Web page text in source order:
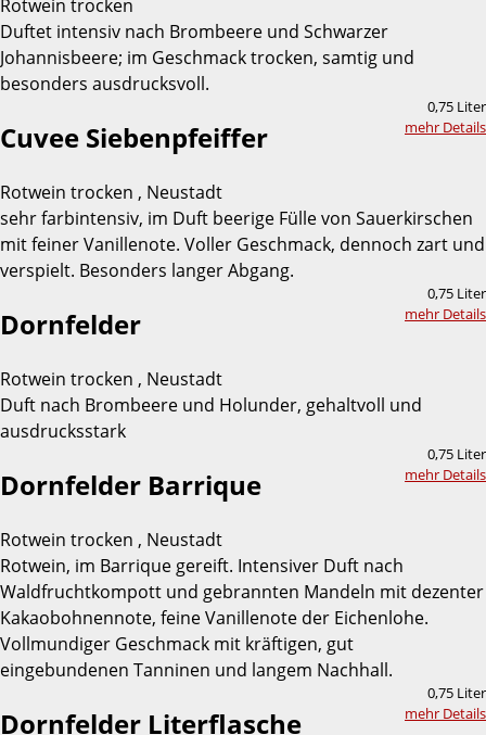
Rotwein trocken
Duftet intensiv nach Brombeere und Schwarzer
Johannisbeere; im Geschmack trocken, samtig und
besonders ausdrucksvoll.
0,75 Liter
mehr Details
Cuvee Siebenpfeiffer
Rotwein trocken , Neustadt
sehr farbintensiv, im Duft beerige Fülle von Sauerkirschen
mit feiner Vanillenote. Voller Geschmack, dennoch zart und
verspielt. Besonders langer Abgang.
0,75 Liter
mehr Details
Dornfelder
Rotwein trocken , Neustadt
Duft nach Brombeere und Holunder, gehaltvoll und
ausdrucksstark
0,75 Liter
mehr Details
Dornfelder Barrique
Rotwein trocken , Neustadt
Rotwein, im Barrique gereift. Intensiver Duft nach
Waldfruchtkompott und gebrannten Mandeln mit dezenter
Kakaobohnennote, feine Vanillenote der Eichenlohe.
Vollmundiger Geschmack mit kräftigen, gut
eingebundenen Tanninen und langem Nachhall.
0,75 Liter
mehr Details
Dornfelder Literflasche